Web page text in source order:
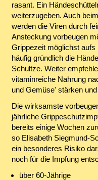
rasant. Ein
weiterzugeben. Auch
werden die Viren durch
Ansteckung vorbeugen
Grippezeit möglichst
häufig gründlich die
Schultze. Weiter
vitaminreiche Nahrung
und Gemüse' stärken
Die wirksamste
jährliche
bereits einige Wochen
so Elisabeth Siegmund-
ein besonderes Risiko
noch für die Impfung
über 60-Jährige